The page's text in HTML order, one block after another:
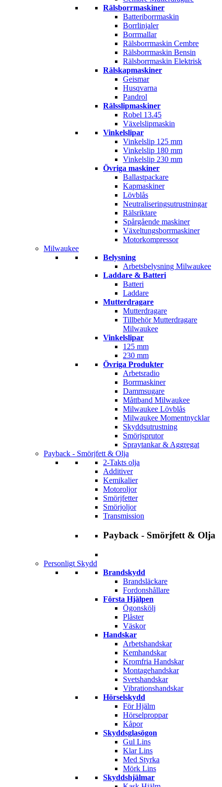
Rälsborrmaskiner
Batteriborrmaskin
Borrlinjaler
Borrmallar
Rälsborrmaskin Cembre
Rälsborrmaskin Bensin
Rälsborrmaskin Elektrisk
Rälskapmaskiner
Geismar
Husqvarna
Pandrol
Rälsslipmaskiner
Robel 13.45
Växelslipmaskin
Vinkelslipar
Vinkelslip 125 mm
Vinkelslip 180 mm
Vinkelslip 230 mm
Övriga maskiner
Ballastpackare
Kapmaskiner
Lövblås
Neutraliseringsutrustningar
Rälsriktare
Spårgående maskiner
Växeltungsborrmaskiner
Motorkompressor
Milwaukee
Belysning
Arbetsbelysning Milwaukee
Laddare & Batteri
Batteri
Laddare
Mutterdragare
Mutterdragare
Tillbehör Mutterdragare
Milwaukee
Vinkelslipar
125 mm
230 mm
Övriga Produkter
Arbetsradio
Borrmaskiner
Dammsugare
Måttband Milwaukee
Milwaukee Lövblås
Milwaukee Momentnycklar
Skyddsutrustning
Smörjsprutor
Spraytankar & Aggregat
Payback - Smörjfett & Olja
2-Takts olja
Additiver
Kemikalier
Motoroljor
Smörjfetter
Smörjoljor
Transmission
Payback - Smörjfett & Olja
Personligt Skydd
Brandskydd
Brandsläckare
Fordonshållare
Första Hjälpen
Ögonskölj
Plåster
Väskor
Handskar
Arbetshandskar
Kemhandskar
Kromfria Handskar
Montagehandskar
Svetshandskar
Vibrationshandskar
Hörselskydd
För Hjälm
Hörselproppar
Kåpor
Skyddsglasögon
Gul Lins
Klar Lins
Med Styrka
Mörk Lins
Skyddshjälmar